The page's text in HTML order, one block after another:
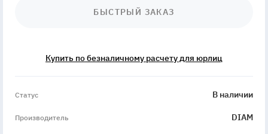
БЫСТРЫЙ ЗАКАЗ
Купить по безналичному расчету для юрлиц
Статус В наличии
Производитель DIAM